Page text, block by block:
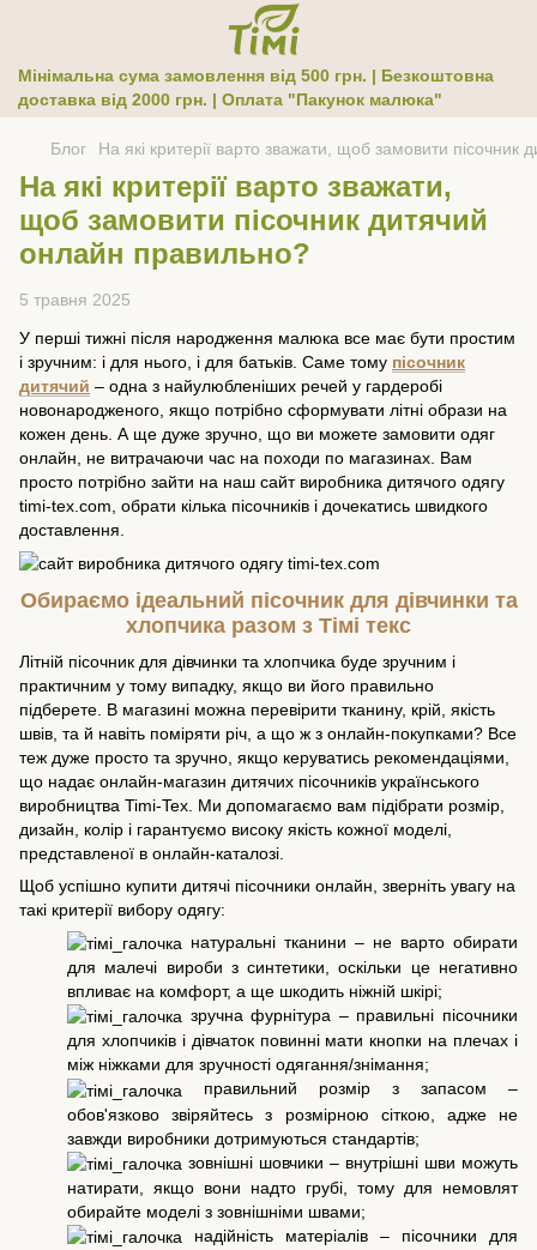
Мінімальна сума замовлення від 500 грн. | Безкоштовна
доставка від 2000 грн. | Оплата "Пакунок малюка"
Блог На які критерії варто зважати, щоб замовити пісочник
На які критерії варто зважати,
щоб замовити пісочник дитячий
онлайн правильно?
5 травня 2025
У перші тижні після народження малюка все має бути простим
і зручним: і для нього, і для батьків. Саме тому пісочник
дитячий – одна з найулюбленіших речей у гардеробі
новонародженого, якщо потрібно сформувати літні образи на
кожен день. А ще дуже зручно, що ви можете замовити одяг
онлайн, не витрачаючи час на походи по магазинах. Вам
просто потрібно зайти на наш сайт виробника дитячого одягу
timi-tex.com , обрати кілька пісочників і дочекатись швидкого
доставлення.
Обираємо ідеальний пісочник для дівчинки та
хлопчика разом з Тімі текс
Літній пісочник для дівчинки та хлопчика буде зручним і
практичним у тому випадку, якщо ви його правильно
підберете. В магазині можна перевірити тканину, крій, якість
швів, та й навіть поміряти річ, а що ж з онлайн-покупками? Все
теж дуже просто та зручно, якщо керуватись рекомендаціями,
що надає онлайн-магазин дитячих пісочників українського
виробництва Timi-Tex. Ми допомагаємо вам підібрати розмір,
дизайн, колір і гарантуємо високу якість кожної моделі,
представленої в онлайн-каталозі.
Щоб успішно купити дитячі пісочники онлайн, зверніть увагу на
такі критерії вибору одягу:
натуральні тканини – не варто обирати
для малечі вироби з синтетики, оскільки це негативно
впливає на комфорт, а ще шкодить ніжній шкірі;
зручна фурнітура – правильні пісочники
для хлопчиків і дівчаток повинні мати кнопки на плечах і
між ніжками для зручності одягання/знімання;
правильний розмір з запасом –
обов'язково звіряйтесь з розмірною сіткою, адже не
завжди виробники дотримуються стандартів;
зовнішні шовчики – внутрішні шви можуть
натирати, якщо вони надто грубі, тому для немовлят
обирайте моделі з зовнішніми швами;
надійність матеріалів – пісочники для